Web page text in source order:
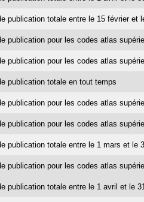
publication totale entre le 15 février et
publication pour les codes atlas
publication pour les codes atlas
publication totale en tout temps
publication pour les codes atlas
publication pour les codes atlas
publication totale entre le 1 mars et le
publication pour les codes atlas
publication totale entre le 1 avril et le